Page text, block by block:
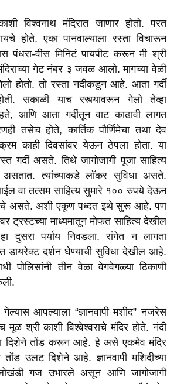
विश्वनाथ मंदिरात जाणार होतो. परत
होते. एका पानवाल्याला रस्ता विचारून
पंधरा-वीस मिनिटं पायपीट करून मी श्री
गेट नंबर ३ जवळ आलो. मागच्या वेळी
होतो. तो रस्ता नदीकडून आहे. आता गर्दी
सकाळी याच रस्त्यावरून गेलो तेव्हा
आणि आता गर्दीतून वाट काढावी लागत
तसेच होते, कार्तिक पौर्णिमेचा तथा देव
काही दिवसांवर येऊन ठेपला होता. या
गर्दी असते. तिथे जागोजागी पूजा साहित्य
त्यांच्याकडे लॉकर सुविधा असते.
वा तत्सम साहित्य सुमारे १०० रुपये देऊन
असते. अशी एकूण पध्दत इथे सुरू आहे. पण
ट्रस्टच्या माध्यमातून मोफत साहित्य देखील
दुसरा पर्याय निवडला. रांगेत न लागता
डायरेक्ट दर्शन घेण्याची सुविधा देखील आहे.
पोलिसांनी तीन वेळा वेगवेगळ्या ठिकाणी
आपल्याला “ज्ञानवापी मशीद” नजरेस
श्री काशी विश्वेश्वराचे मंदिर होते. नंदी
दिशेने तोंड करून आहे. हे असे एकमेव मंदिर
उलट दिशेने आहे. ज्ञानवापी मशिदीच्या
गज उभारले असून आणि जागोजागी